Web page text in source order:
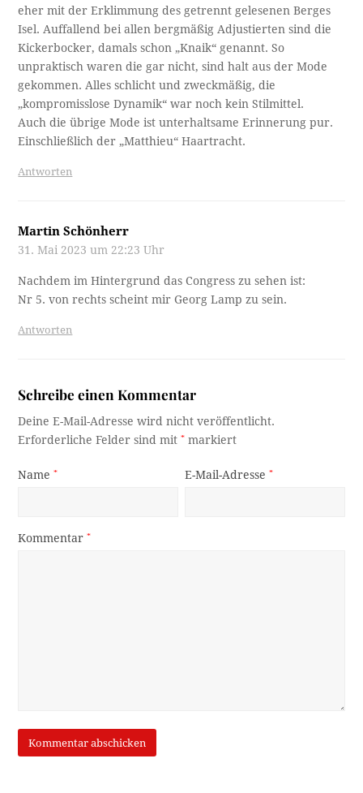
eher mit der Erklimmung des getrennt gelesenen Berges
Isel. Auffallend bei allen bergmäßig Adjustierten sind die
Kickerbocker, damals schon „Knaik“ genannt. So
unpraktisch waren die gar nicht, sind halt aus der Mode
gekommen. Alles schlicht und zweckmäßig, die
„kompromisslose Dynamik“ war noch kein Stilmittel.
Auch die übrige Mode ist unterhaltsame Erinnerung pur.
Einschließlich der „Matthieu“ Haartracht.
Antworten
Martin Schönherr
31. Mai 2023 um 22:23 Uhr
Nachdem im Hintergrund das Congress zu sehen ist:
Nr 5. von rechts scheint mir Georg Lamp zu sein.
Antworten
Schreibe einen Kommentar
Deine E-Mail-Adresse wird nicht veröffentlicht.
Erforderliche Felder sind mit* markiert
Name* E-Mail-Adresse*
Kommentar*